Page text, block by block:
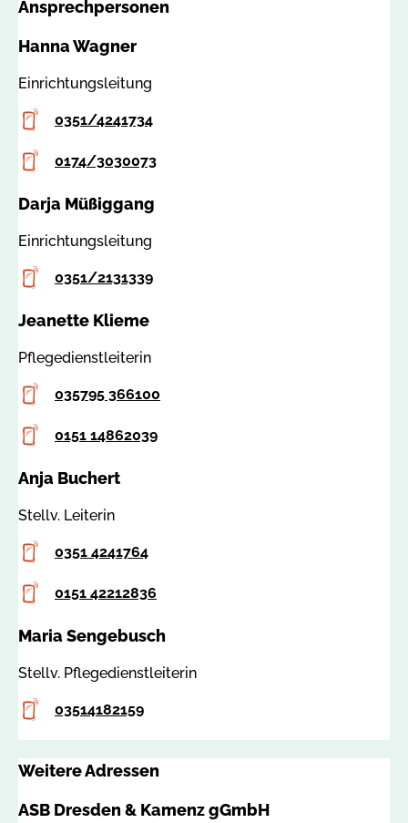
t
g
@
s
-
r
e
d
n
k
m
e
z
d
a
7
8
1
Ansprechpersonen
Hanna Wagner
Einrichtungsleitung
Telefon
0351/4241734
Mobilfunknummer
0174/3030073
Darja Müßiggang
Einrichtungsleitung
Telefon
0351/2131339
Jeanette Klieme
Pflegedienstleiterin
Telefon
035795 366100
Mobilfunknummer
0151 14862039
Anja Buchert
Stellv. Leiterin
Telefon
0351 4241764
Mobilfunknummer
0151 42212836
Maria Sengebusch
Stellv. Pflegedienstleiterin
Telefon
03514182159
Weitere Adressen
ASB Dresden & Kamenz gGmbH